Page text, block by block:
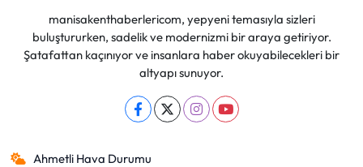
manisakenthaberlericom, yepyeni temasıyla sizleri
buluştururken, sadelik ve modernizmi bir araya getiriyor.
Şatafattan kaçınıyor ve insanlara haber okuyabilecekleri bir
altyapı sunuyor.
Ahmetli Hava Durumu